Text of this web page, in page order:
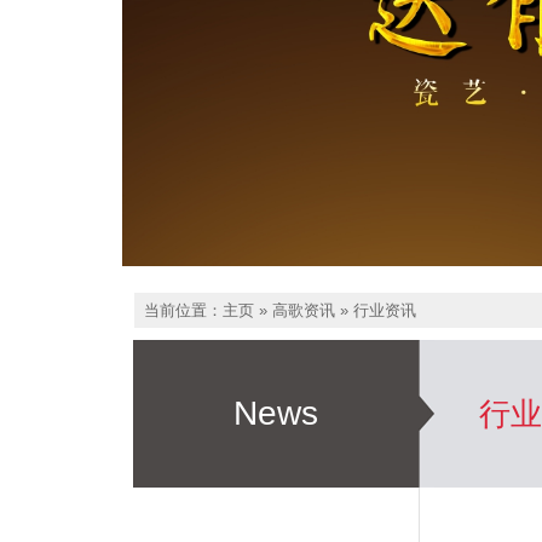
当前位置： 主页 » 高歌资讯 » 行业资讯
News 行